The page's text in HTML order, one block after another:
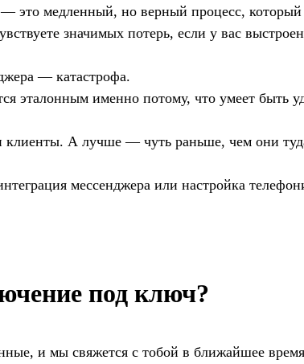
это медленный, но верный процесс, который
значимых потерь, если у вас
— катастрофа.
эталонным именно потому, что умеет быть
клиенты. А лучше — чуть раньше, чем они
мессенджера или настройка
под ключ?
и мы свяжется с тобой в ближайшее время